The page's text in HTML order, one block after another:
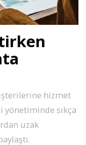
hizmet
yönetiminde sıkça
uzak